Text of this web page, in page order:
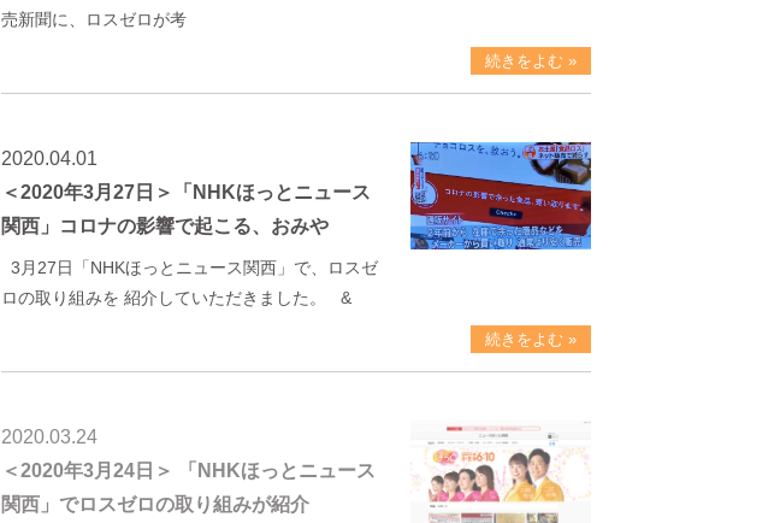
売新聞に、ロスゼロが考
続きをよむ »
2020.04.01
＜2020年3月27日＞「NHKほっとニュース
関西」コロナの影響で起こる、おみや
3月27日「NHKほっとニュース関西」で、ロスゼ
ロの取り組みを 紹介していただきました。 &
続きをよむ »
2020.03.24
＜2020年3月24日＞ 「NHKほっとニュース
関西」でロスゼロの取り組みが紹介